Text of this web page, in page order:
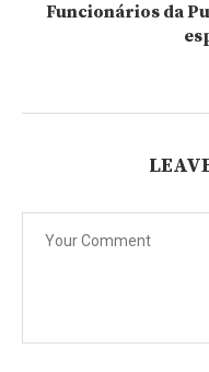
Funcionários da